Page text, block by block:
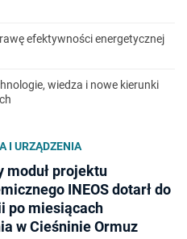
efektywności energetycznej
wiedza i nowe kierunki
I URZĄDZENIA
moduł projektu
INEOS dotarł do
po miesiącach
w Cieśninie Ormuz